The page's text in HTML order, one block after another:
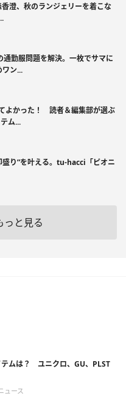
香澄、秋のランジェリーを着こな
通勤服問題を解決。一枚でサマに
ワン...
てよかった！ 読者＆編集部が選ぶ
ム...
盛り”を叶える。tu-hacci「ピオニ
っと見る
テムは？ ユニクロ、GU、PLST
ュース